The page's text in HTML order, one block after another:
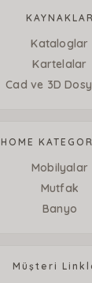
KAYNAKLAR
Kataloglar
Kartelalar
Cad ve 3D
HOME
Mobilyalar
Mutfak
Banyo
Müşteri